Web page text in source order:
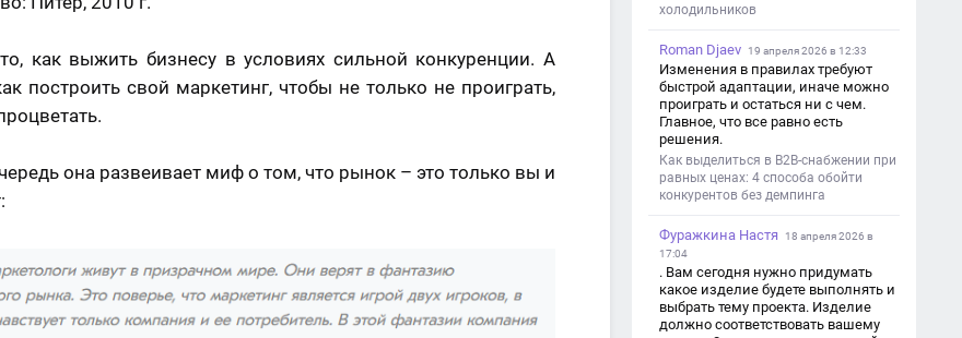
как выжить бизнесу в условиях сильной конкуренции. А
построить свой маркетинг, чтобы не только не проиграть,
она развеивает миф о том, что рынок – это только вы и
холодильников
Roman Djaev 19 апреля 2026 в 12:33
Изменения в правилах требуют
быстрой адаптации, иначе можно
проиграть и остаться ни с чем.
Главное, что все равно есть
решения.
Как выделиться в B2B-снабжении при
равных ценах: 4 способа обойти
конкурентов без демпинга
Фуражкина Настя
18 апреля 2026 в
17:04
. Вам сегодня нужно придумать
какое изделие будете выполнять и
выбрать тему проекта. Изделие
должно соответствовать вашему